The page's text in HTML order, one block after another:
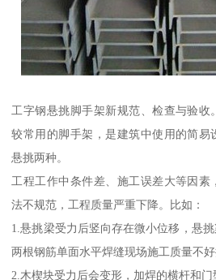
工字钢悬挑脚手架新规范、检查与验收
较常用的脚手架，是建筑中使用的简易
悬挑两种。
工程工作中条件差、施工误差大等因素
法不规范，工程质量严重下降。比如：
1.悬挑梁受力后竖向存在微小位移，悬
两根钢筋单面水平焊缝现场施工质量不
2.木楔块受力后会变形，加焊的横杆和门